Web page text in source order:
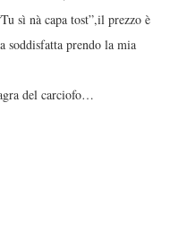
sì nà capa tost”,il prezzo è
soddisfatta prendo la mia
del carciofo…